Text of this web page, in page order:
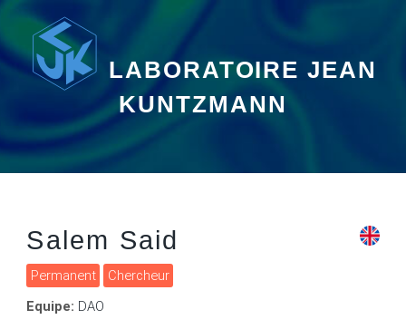
LABORATOIRE JEAN
KUNTZMANN
Salem Said
Permanent
Chercheur
Equipe: DAO